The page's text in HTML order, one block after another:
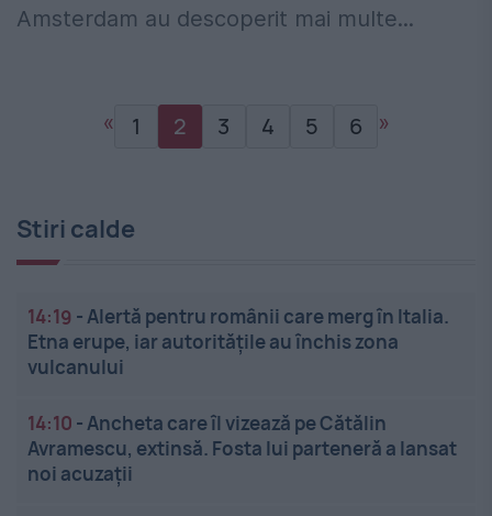
Amsterdam au descoperit mai multe...
« 1 2 3 4 5 6 »
Stiri calde
14:19 -Alertă pentru românii care merg în Italia.
Etna erupe, iar autoritățile au închis zona
vulcanului
14:10 -Ancheta care îl vizează pe Cătălin
Avramescu, extinsă. Fosta lui parteneră a lansat
noi acuzații